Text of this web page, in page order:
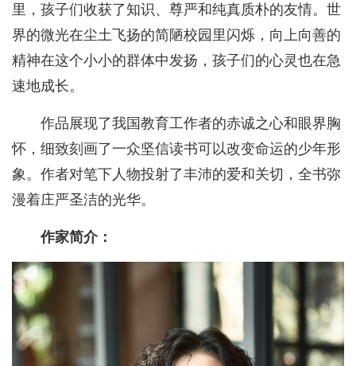
里，孩子们收获了知识、尊严和纯真质朴的友情。世
界的微光在尘土飞扬的简陋校园里闪烁，向上向善的
精神在这个小小的群体中发扬，孩子们的心灵也在急
速地成长。
作品展现了我国教育工作者的赤诚之心和眼界胸
怀，细致刻画了一众坚信读书可以改变命运的少年形
象。作者对笔下人物投射了丰沛的爱和关切，全书弥
漫着庄严圣洁的光华。
作家简介：